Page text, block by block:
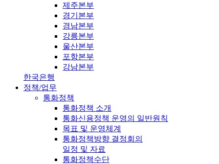
제주본부
경기본부
경남본부
강릉본부
울산본부
포항본부
강남본부
한국은행
정책/업무
통화정책
통화정책 소개
통화신용정책 운영의 일반원칙
목표 및 운영체계
통화정책방향 결정회의
일정 및 자료
통화정책수단